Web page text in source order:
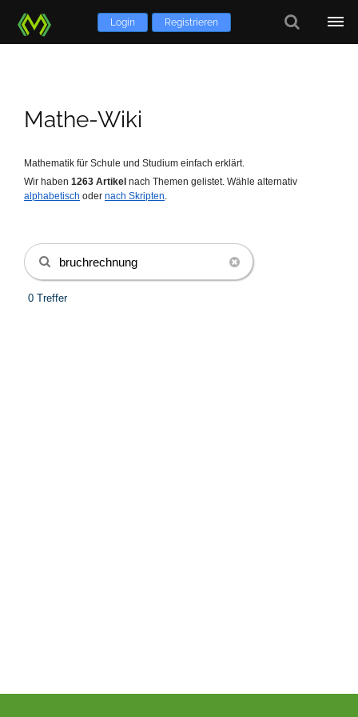
Login Registrieren
Mathe-Wiki
Mathematik für Schule und Studium einfach erklärt.
Wir haben 1263 Artikel nach Themen gelistet. Wähle alternativ
alphabetisch oder nach Skripten.
0 Treffer